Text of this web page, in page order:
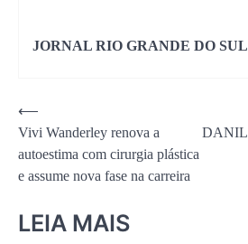
JORNAL RIO GRANDE DO SUL
Navegação
de
Post
⟵
Vivi Wanderley renova a
autoestima com cirurgia plástica
e assume nova fase na carreira
LEIA MAIS